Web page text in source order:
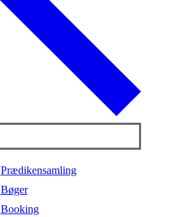
Prædikensamling
Bøger
Booking